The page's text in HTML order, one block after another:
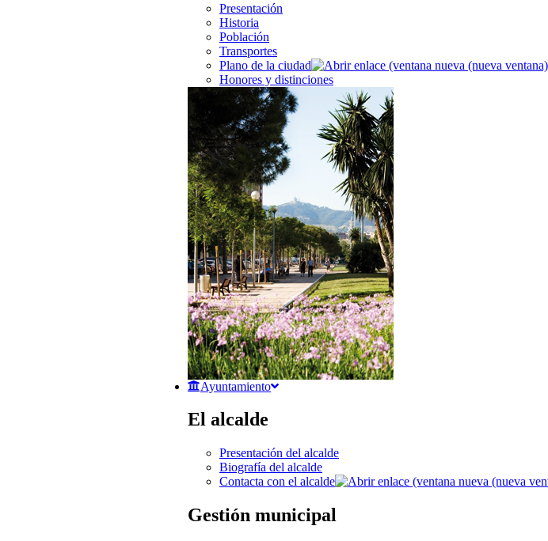
Presentación
Historia
Población
Transportes
Plano de la ciudad
Honores y distinciones
Ayuntamiento
El alcalde
Presentación del alcalde
Biografía del alcalde
Contacta con el alcalde
Gestión municipal